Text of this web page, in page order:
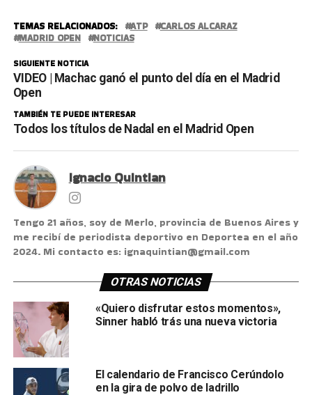
TEMAS RELACIONADOS: ATP
CARLOS ALCARAZ
MADRID OPEN
NOTICIAS
SIGUIENTE NOTICIA
VIDEO | Machac ganó el punto del día en el Madrid
Open
TAMBIÉN TE PUEDE INTERESAR
Todos los títulos de Nadal en el Madrid Open
Ignacio Quintian
Tengo 21 años, soy de Merlo, provincia de Buenos Aires y
me recibí de periodista deportivo en Deportea en el año
2024. Mi contacto es: ignaquintian@gmail.com
OTRAS NOTICIAS
«Quiero disfrutar estos momentos»,
Sinner habló trás una nueva victoria
El calendario de Francisco Cerúndolo
en la gira de polvo de ladrillo